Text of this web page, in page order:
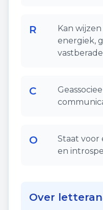
R
Kan
energiek,
C
O
Staat voor
en
Over